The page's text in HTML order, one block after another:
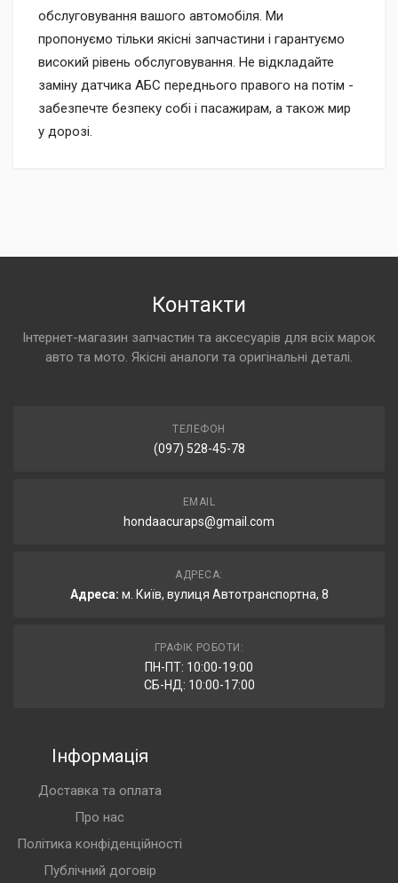
обслуговування вашого автомобіля. Ми
пропонуємо тільки якісні запчастини і гарантуємо
високий рівень обслуговування. Не відкладайте
заміну датчика АБС переднього правого на потім -
забезпечте безпеку собі і пасажирам, а також мир
у дорозі.
Контакти
Інтернет-магазин запчастин та аксесуарів для всіх марок
авто та мото. Якісні аналоги та оригінальні деталі.
ТЕЛЕФОН
(097) 528-45-78
EMAIL
hondaacuraps@gmail.com
АДРЕСА:
Адреса: м. Київ, вулиця Автотранспортна, 8
ГРАФІК РОБОТИ:
ПН-ПТ: 10:00-19:00
СБ-НД: 10:00-17:00
Інформація
Доставка та оплата
Про нас
Політика конфіденційності
Публічний договір